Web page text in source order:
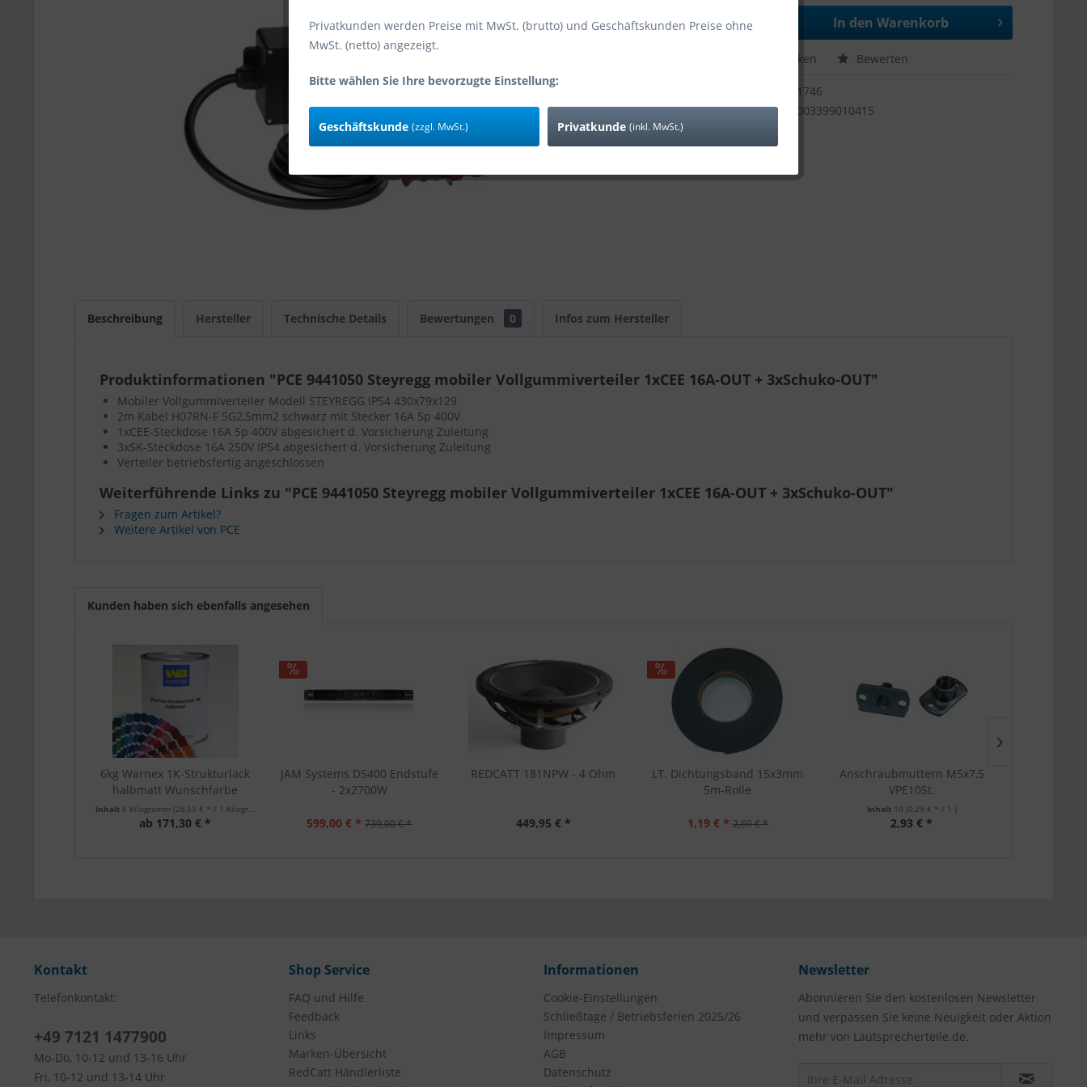
In den Warenkorb
Merken Bewerten
11746
EAN
9003399010415
Beschreibung Hersteller Technische Details Bewertungen 0 Infos zum Hersteller
Produktinformationen "PCE 9441050 Steyregg mobiler Vollgummiverteiler 1xCEE 16A-OUT + 3xSchuko-OUT"
Mobiler Vollgummiverteiler Modell STEYREGG IP54 430x79x129
2m Kabel H07RN-F 5G2,5mm2 schwarz mit Stecker 16A 5p 400V
1xCEE-Steckdose 16A 5p 400V abgesichert d. Vorsicherung Zuleitung
3xSK-Steckdose 16A 250V IP54 abgesichert d. Vorsicherung Zuleitung
Verteiler betriebsfertig angeschlossen
Weiterführende Links zu "PCE 9441050 Steyregg mobiler Vollgummiverteiler 1xCEE 16A-OUT + 3xSchuko-OUT"
Fragen zum Artikel?
Weitere Artikel von PCE
Kunden haben sich ebenfalls angesehen
6kg Warnex 1K-Strukturlack
halbmatt Wunschfarbe
Inhalt 6 Kilogramm (28,55 € * / 1 Kilogramm)
ab 171,30 € *
JAM Systems D5400 Endstufe
- 2x2700W
599,00 € * 739,00 € *
REDCATT 181NPW - 4 Ohm
449,95 € *
LT. Dichtungsband 15x3mm
5m-Rolle
1,19 € * 2,69 € *
Anschraubmuttern M5x7,5
VPE10St.
Inhalt 10 (0,29 € * / 1 )
2,93 € *
Kontakt
Telefonkontakt:
+49 7121 1477900
Mo-Do, 10-12 und 13-16 Uhr
Fri, 10-12 und 13-14 Uhr
Shop Service
FAQ und Hilfe
Feedback
Links
Marken-Übersicht
RedCatt Händlerliste
Informationen
Cookie-Einstellungen
Schließtage / Betriebsferien 2025/26
Impressum
AGB
Datenschutz
Newsletter
Abonnieren Sie den kostenlosen Newsletter
und verpassen Sie keine Neuigkeit oder Aktion
mehr von Lautsprecherteile.de.
Privatkunden werden Preise mit MwSt. (brutto) und Geschäftskunden Preise ohne
MwSt. (netto) angezeigt.
Bitte wählen Sie Ihre bevorzugte Einstellung:
Geschäftskunde (zzgl. MwSt.) Privatkunde (inkl. MwSt.)